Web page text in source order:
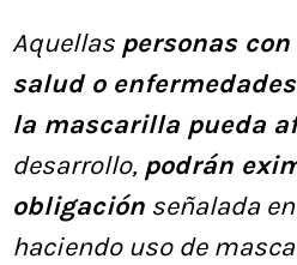
Aquellas personas
salud o
la mascarilla pueda
desarrollo, podrán
obligación señalada
haciendo uso de